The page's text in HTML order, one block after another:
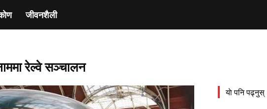
जीवनशैली
रेल्वे सञ्चालन
याे पनि पढ्नुस्